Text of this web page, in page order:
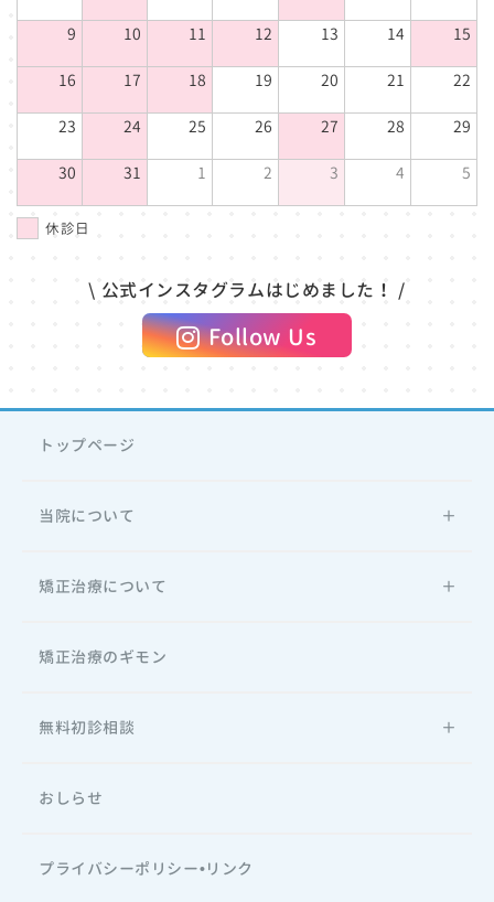
9 10 11 12 13 14 15
16 17 18 19 20 21 22
23 24 25 26 27 28 29
30 31 1 2 3 4 5
休診日
\ 公式インスタグラムはじめました！ /
Follow Us
トップページ
当院について
矯正治療について
矯正治療のギモン
無料初診相談
おしらせ
プライバシーポリシー•リンク